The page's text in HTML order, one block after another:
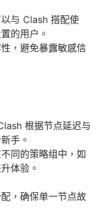
与 Clash 搭配使
的用户。
，避免暴露敏感信
根据节点延迟与
手。
同的策略组中，如
体验。
，确保单一节点故